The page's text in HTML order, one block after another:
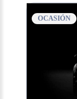
OCASIÓN